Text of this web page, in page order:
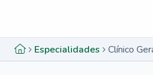
Especialidades